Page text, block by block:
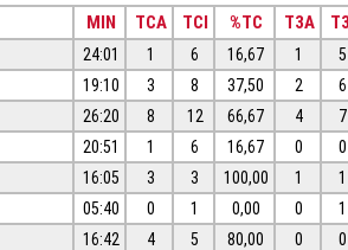
MIN TCA TCI %TC T3A
24:01 1 6 16,67 1
5
19:10 3 8 37,50 2
6
26:20 8 12 66,67 4
7
20:51 1 6 16,67 0
0
16:05 3 3 100,00 1
1
05:40 0 1 0,00 0
1
16:42 4 5 80,00 0
0